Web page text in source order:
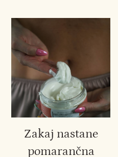
Zakaj nastane
pomarančna